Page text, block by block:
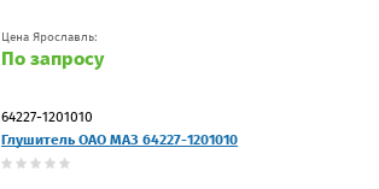
Цена Ярославль:
По запросу
64227-1201010
Глушитель ОАО МАЗ 64227-1201010